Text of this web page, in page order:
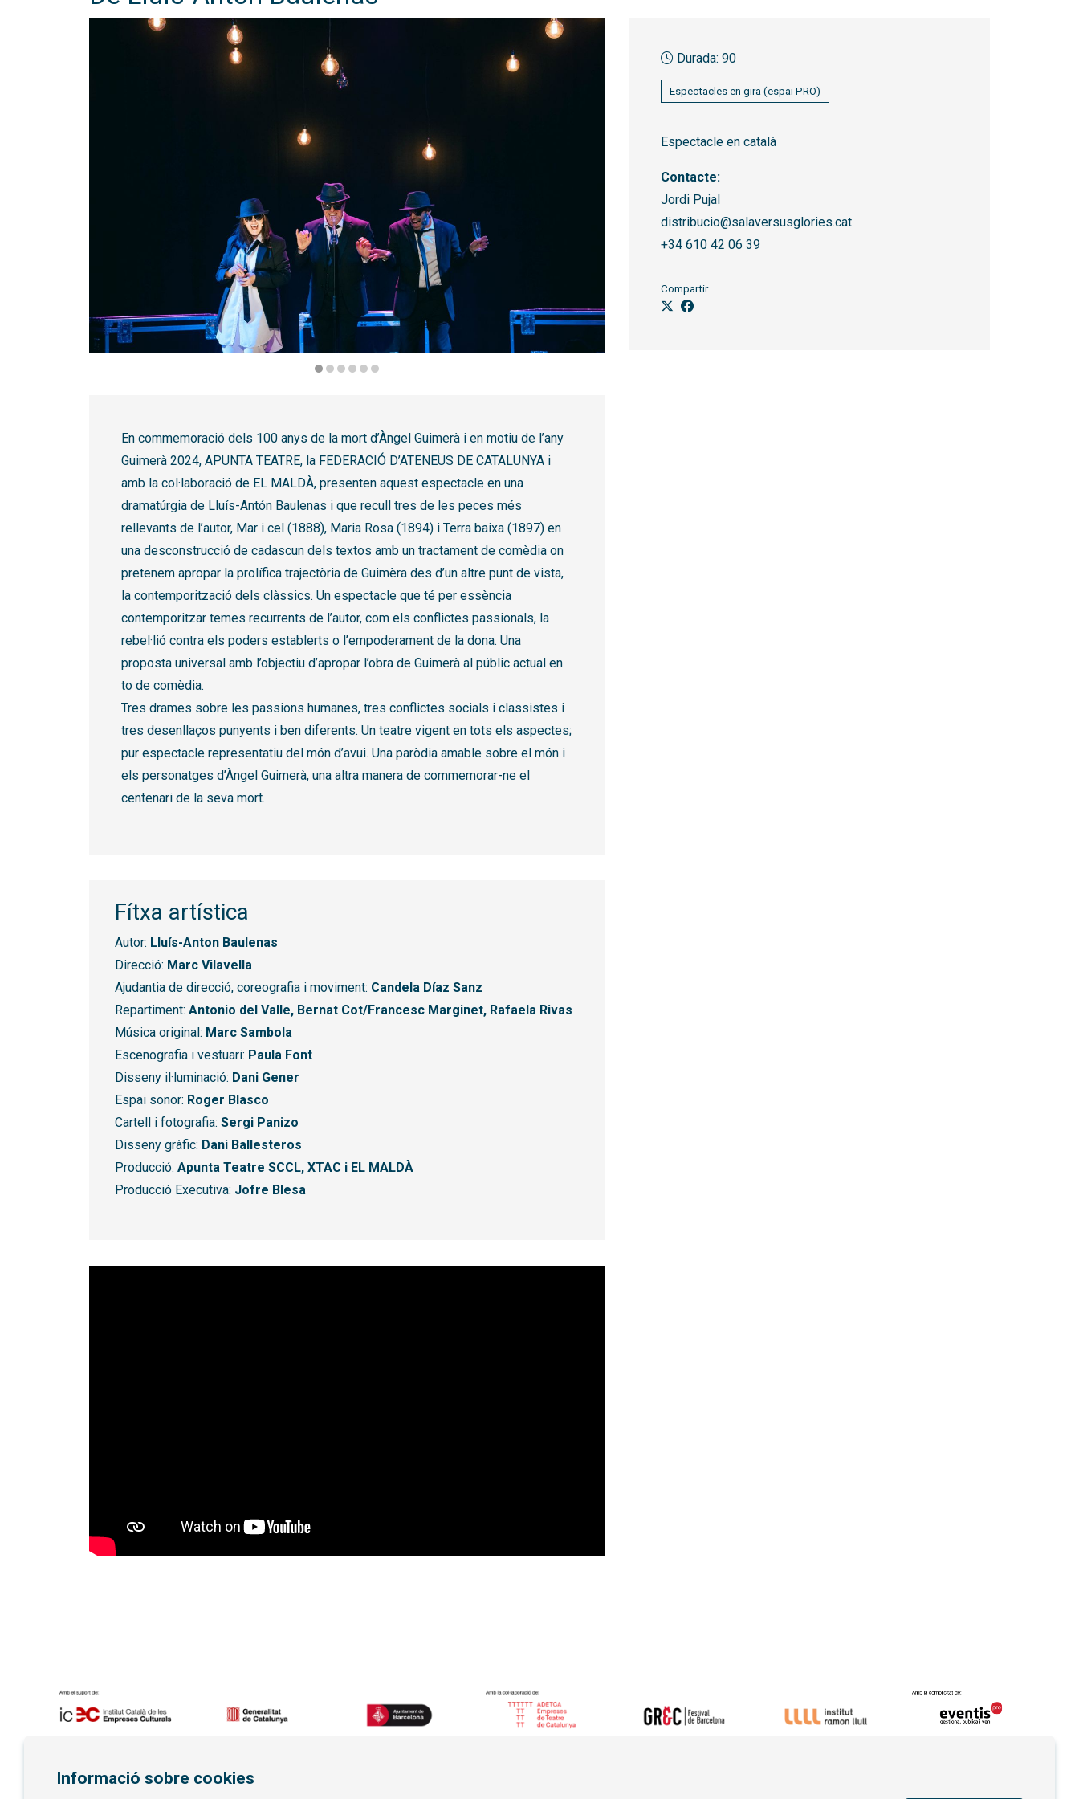
Durada: 90
Espectacles en gira (espai PRO)
Espectacle en català
Contacte:
Jordi Pujal
distribucio@salaversusglories.cat
+34 610 42 06 39
Compartir
En commemoració dels 100 anys de la mort d’Àngel Guimerà i en motiu de l’any
Guimerà 2024, APUNTA TEATRE, la FEDERACIÓ D’ATENEUS DE CATALUNYA i
amb la col·laboració de EL MALDÀ, presenten aquest espectacle en una
dramatúrgia de Lluís-Antón Baulenas i que recull tres de les peces més
rellevants de l’autor, Mar i cel (1888), Maria Rosa (1894) i Terra baixa (1897) en
una desconstrucció de cadascun dels textos amb un tractament de comèdia on
pretenem apropar la prolífica trajectòria de Guimèra des d’un altre punt de vista,
la contemporització dels clàssics. Un espectacle que té per essència
contemporitzar temes recurrents de l’autor, com els conflictes passionals, la
rebel·lió contra els poders establerts o l’empoderament de la dona. Una
proposta universal amb l’objectiu d’apropar l’obra de Guimerà al públic actual en
to de comèdia.
Tres drames sobre les passions humanes, tres conflictes socials i classistes i
tres desenllaços punyents i ben diferents. Un teatre vigent en tots els aspectes;
pur espectacle representatiu del món d’avui. Una paròdia amable sobre el món i
els personatges d’Àngel Guimerà, una altra manera de commemorar-ne el
centenari de la seva mort.
Fítxa artística
Autor: Lluís-Anton Baulenas
Direcció: Marc Vilavella
Ajudantia de direcció, coreografia i moviment: Candela Díaz Sanz
Repartiment: Antonio del Valle, Bernat Cot/Francesc Marginet, Rafaela Rivas
Música original: Marc Sambola
Escenografia i vestuari: Paula Font
Disseny il·luminació: Dani Gener
Espai sonor: Roger Blasco
Cartell i fotografia: Sergi Panizo
Disseny gràfic: Dani Ballesteros
Producció: Apunta Teatre SCCL, XTAC i EL MALDÀ
Producció Executiva: Jofre Blesa
Informació sobre cookies